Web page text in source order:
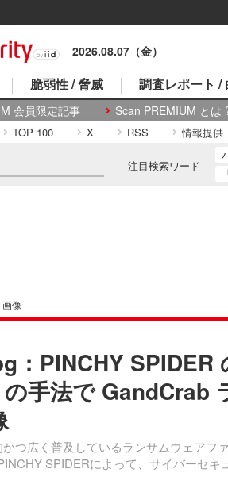
2026.08.07（金）
会員限定記事 Scan PREMIUM とは
脆弱性 / 脅威 調査レポート /
TOP 100 X RSS 情報提供
注目検索ワード
像
PINCHY SPIDER
手法で GandCrab
つ広く普及しているランサムウェアフ
SPIDERによって、サイバーセ